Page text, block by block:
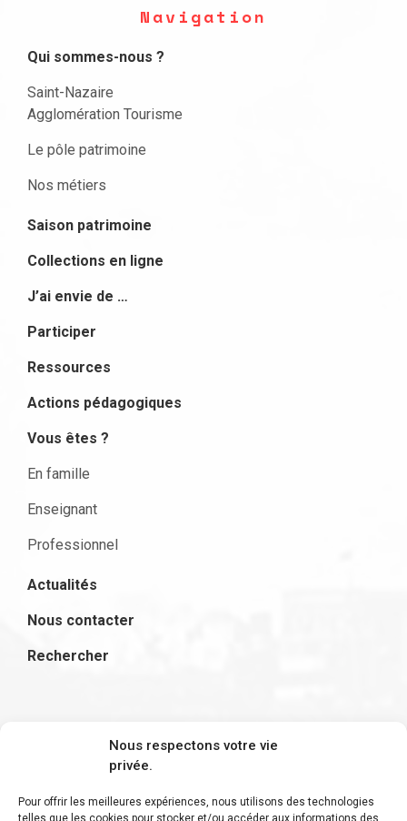
Nous respectons votre vie
privée.
Pour offrir les meilleures expériences, nous utilisons des technologies
telles que les cookies pour stocker et/ou accéder aux informations des
Navigation
Qui sommes-nous ?
Saint-Nazaire
Agglomération Tourisme
Le pôle patrimoine
Nos métiers
Saison patrimoine
Collections en ligne
J’ai envie de …
Participer
Ressources
Actions pédagogiques
Vous êtes ?
En famille
Enseignant
Professionnel
Actualités
Nous contacter
Rechercher
S'inscrire à la newsletter